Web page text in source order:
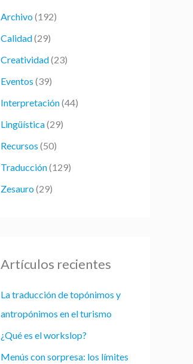
p
o
r
:
Archivo(192)
Calidad(29)
Creatividad(23)
Eventos (39)
Interpretación(44)
Lingüística(29)
Recursos (50)
Traducción(129)
Zesauro(29)
Artículos recientes
La traducción de topónimos y
antropónimos en el turismo
¿Qué es el workslop?
Menús con sorpresa: los límites